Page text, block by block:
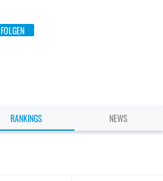
FOLGEN
RANKINGS NEWS